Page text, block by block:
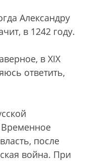
Александру
в 1242 году.
в XIX
ответить,
Временное
после
война. При